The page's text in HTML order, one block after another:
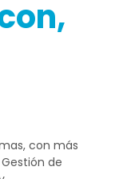
con más
de